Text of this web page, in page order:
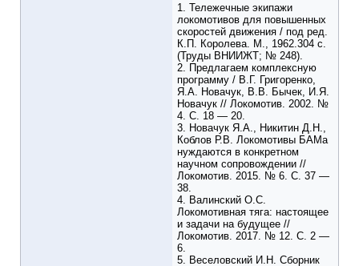
1. Тележечные экипажи
локомотивов для повышенных
скоростей движения / под ред.
К.П. Королева. М., 1962.304 с.
(Труды ВНИИЖТ; № 248).
2. Предлагаем комплексную
программу / В.Г. Григоренко,
Я.А. Новачук, В.В. Бычек, И.Я.
Новачук // Локомотив. 2002. №
4. С. 18 — 20.
3. Новачук Я.А., Никитин Д.Н.,
Коблов Р.В. Локомотивы БАМа
нуждаются в конкретном
научном сопровождении //
Локомотив. 2015. № 6. С. 37 —
38.
4. Валинский О.С.
Локомотивная тяга: настоящее
и задачи на будущее //
Локомотив. 2017. № 12. С. 2 —
6.
5. Веселовский И.Н. Сборник